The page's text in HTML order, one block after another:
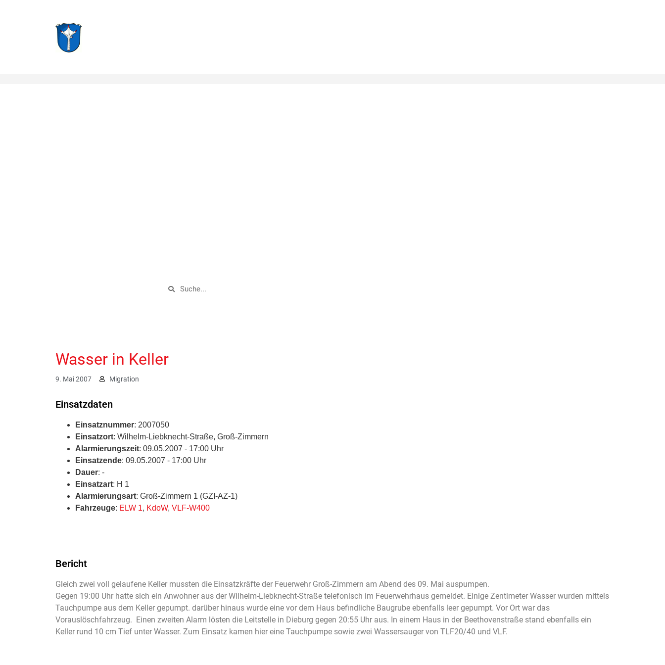
Wasser in Keller
9. Mai 2007 Migration
Einsatzdaten
Einsatznummer: 2007050
Einsatzort: Wilhelm-Liebknecht-Straße, Groß-Zimmern
Alarmierungszeit: 09.05.2007 - 17:00 Uhr
Einsatzende: 09.05.2007 - 17:00 Uhr
Dauer: -
Einsatzart: H 1
Alarmierungsart: Groß-Zimmern 1 (GZI-AZ-1)
Fahrzeuge: ELW 1, KdoW, VLF-W400
Bericht
Gleich zwei voll gelaufene Keller mussten die Einsatzkräfte der Feuerwehr Groß-Zimmern am Abend des 09. Mai auspumpen.
Gegen 19:00 Uhr hatte sich ein Anwohner aus der Wilhelm-Liebknecht-Straße telefonisch im Feuerwehrhaus gemeldet. Einige Zentimeter Wasser wurden mittels
Tauchpumpe aus dem Keller gepumpt. darüber hinaus wurde eine vor dem Haus befindliche Baugrube ebenfalls leer gepumpt. Vor Ort war das
Vorauslöschfahrzeug. Einen zweiten Alarm lösten die Leitstelle in Dieburg gegen 20:55 Uhr aus. In einem Haus in der Beethovenstraße stand ebenfalls ein
Keller rund 10 cm Tief unter Wasser. Zum Einsatz kamen hier eine Tauchpumpe sowie zwei Wassersauger von TLF20/40 und VLF.